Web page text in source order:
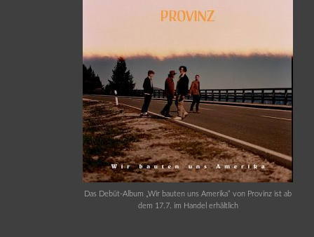
Das Debüt-Album „Wir bauten uns Amerika“ von Provinz ist ab
dem 17.7. im Handel erhältlich